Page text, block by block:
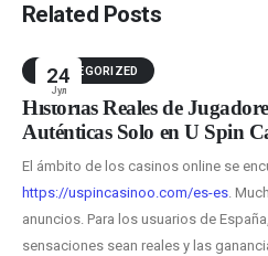
Related Posts
24
Јул
UNCATEGORIZED
Historias Reales de
Auténticas Solo en U Spin
El ámbito de los casinos online se
https://uspincasinoo.com/es-es .
anuncios. Para los usuarios de
sensaciones sean reales y las